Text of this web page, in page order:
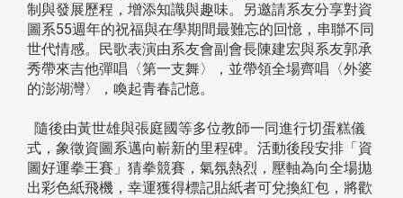
制與發展歷程，增添知識與趣味。另邀請系友分享對資
圖系55週年的祝福與在學期間最難忘的回憶，串聯不同
世代情感。民歌表演由系友會副會長陳建宏與系友郭承
秀帶來吉他彈唱〈第一支舞〉，並帶領全場齊唱〈外婆
的澎湖灣〉，喚起青春記憶。
隨後由黃世雄與張庭國等多位教師一同進行切蛋糕儀
式，象徵資圖系邁向嶄新的里程碑。活動後段安排「資
圖好運拳王賽」猜拳競賽，氣氛熱烈，壓軸為向全場拋
出彩色紙飛機，幸運獲得標記貼紙者可兌換紅包，將歡